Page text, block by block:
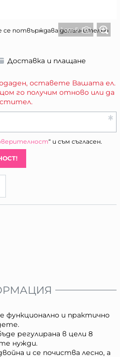
1 от 5
потвърждава допълнително
Доставка и плащане
оставете Вашата ел.
го получим отново или да
“ и съм съгласен.
функционално и практично
регулирана в цели 8
нужди.
и се почиства лесно, а